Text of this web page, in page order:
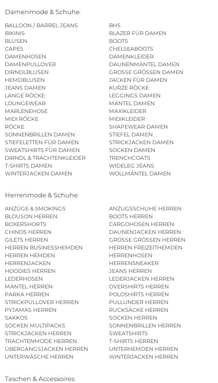
Damenmode & Schuhe
BALLOON / BARREL JEANS
BHS
BIKINIS
BLAZER FÜR DAMEN
BLUSEN
BOOTS
CAPES
CHELSEABOOTS
DAMENHOSEN
DAMENKLEIDER
DAMENPULLOVER
DAUNENMÄNTEL DAMEN
DIRNDLBLUSEN
GROSSE GRÖSSEN DAMEN
HEMDBLUSEN
JACKEN FÜR DAMEN
JEANS DAMEN
KURZE RÖCKE
LANGE RÖCKE
LEGGINGS DAMEN
LOUNGEWEAR
MÄNTEL DAMEN
MARLENEHOSE
MAXIKLEIDER
MIDI RÖCKE
MIDIKLEIDER
RÖCKE
SHAPEWEAR DAMEN
SONNENBRILLEN DAMEN
STIEFEL DAMEN
STIEFELETTEN FÜR DAMEN
STRICKJACKEN DAMEN
SWEATSHIRTS FÜR DAMEN
SOCKEN DAMEN
DIRNDL & TRACHTENKLEIDER
TRENCHCOATS
T-SHIRTS DAMEN
WIDELEG JEANS
WINTERJACKEN DAMEN
WOLLMÄNTEL DAMEN
Herrenmode & Schuhe
ANZÜGE & SMOKINGS
ANZUGSSCHUHE HERREN
BLOUSON HERREN
BOOTS HERREN
BOXERSHORTS
CARGOHOSEN HERREN
CHINOS HERREN
DAUNENJACKEN HERREN
GILETS HERREN
GROSSE GRÖSSEN HERREN
HERREN BUSINESSHEMDEN
HERREN FREIZEITHEMDEN
HERREN HEMDEN
HERRENHOSEN
HERRENJACKEN
HERRENSNEAKER
HOODIES HERREN
JEANS HERREN
LEDERHOSEN
LEDERJACKEN HERREN
MÄNTEL HERREN
OVERSHIRTS HERREN
PARKA HERREN
POLOSHIRTS HERREN
STRICKPULLOVER HERREN
PULLUNDER HERREN
PYJAMAS HERREN
RUCKSÄCKE HERREN
SAKKOS
SOCKEN HERREN
SOCKEN MULTIPACKS
SONNENBRILLEN HERREN
STRICKJACKEN HERREN
SWEATSHIRTS
TRACHTENMODE HERREN
T-SHIRTS HERREN
ÜBERGANGSJACKEN HERREN
UNTERHEMDEN HERREN
UNTERWÄSCHE HERREN
WINTERJACKEN HERREN
Taschen & Accessoires